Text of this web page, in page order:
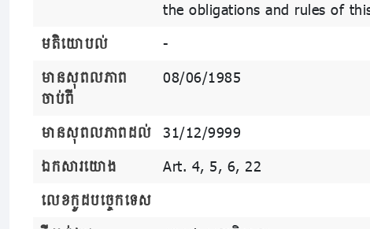
the obligations and rules of
មតិយោបល់
-
មានសុពលភាព
ចាប់ពី
08/06/1985
មានសុពលភាពដល់
31/12/9999
ឯកសារយោង
Art. 4, 5, 6, 22
លេខកូដបច្ចេកទេស